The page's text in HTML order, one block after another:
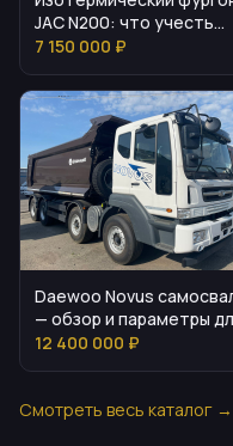
JAC N200: что учесть
перед покупкой
7 150 000 ₽
Daewoo Novus
— обзор и параметры
покупателя
12 400 000 ₽
Смотреть весь каталог →